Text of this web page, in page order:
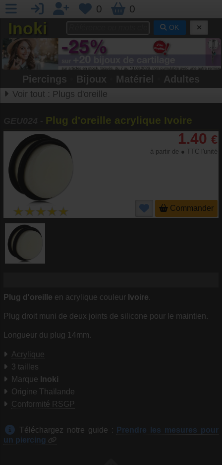
0 0
Inoki OK
Piercings Bijoux Matériel Adultes
Voir tout : Plugs d'oreille
Plug d'oreille acrylique Ivoire
1.40 €
à partir de ● TTC l'unité
Commander
Plug d'oreille en acrylique couleur Ivoire.
Plug droit muni de deux joints de silicone pour le maintien.
Longueur du plug 14mm.
Acrylique
3 tailles
Marque Inoki
Origine Thaïlande
Conformité RSGP
Téléchargez notre guide :
Prendre les mesures pour
un piercing